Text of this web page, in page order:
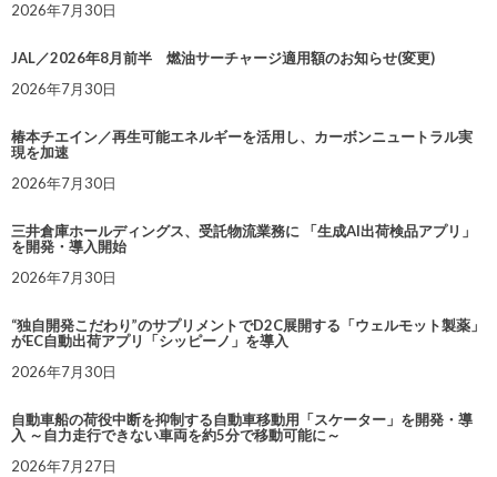
2026年7月30日
JAL／2026年8月前半 燃油サーチャージ適用額のお知らせ(変更)
2026年7月30日
椿本チエイン／再生可能エネルギーを活用し、カーボンニュートラル実
現を加速
2026年7月30日
三井倉庫ホールディングス、受託物流業務に 「生成AI出荷検品アプリ」
を開発・導入開始
2026年7月30日
“独自開発こだわり”のサプリメントでD2C展開する「ウェルモット製薬」
がEC自動出荷アプリ「シッピーノ」を導入
2026年7月30日
自動車船の荷役中断を抑制する自動車移動用「スケーター」を開発・導
入 ～自力走行できない車両を約5分で移動可能に～
2026年7月27日